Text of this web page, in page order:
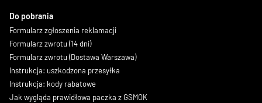
Do pobrania
Formularz zgłoszenia reklamacji
Formularz zwrotu (14 dni)
Formularz zwrotu (Dostawa Warszawa)
Instrukcja: uszkodzona przesyłka
Instrukcja: kody rabatowe
Jak wygląda prawidłowa paczka z GSMOK